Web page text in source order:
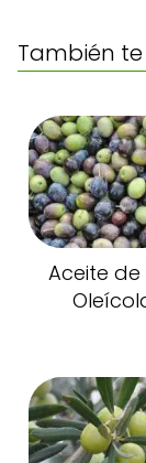
También
Aceite de